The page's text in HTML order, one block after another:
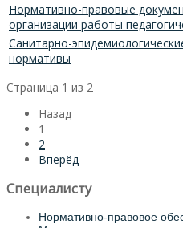
Нормативно-правовые
организации работы
Санитарно-
нормативы
Страница 1 из 2
Назад
1
2
Вперёд
Специалисту
Нормативно-правовое